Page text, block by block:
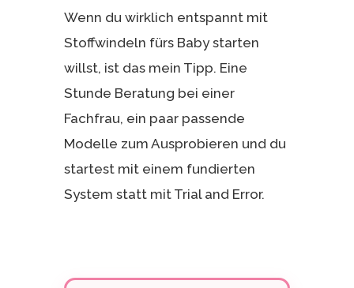
Wenn du wirklich entspannt mit
Stoffwindeln fürs Baby starten
willst, ist das mein Tipp. Eine
Stunde Beratung bei einer
Fachfrau, ein paar passende
Modelle zum Ausprobieren und du
startest mit einem fundierten
System statt mit Trial and Error.